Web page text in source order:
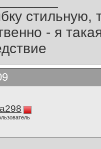
стильную,
- я